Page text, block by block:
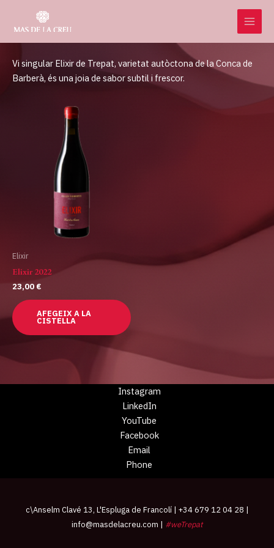
contingut
Vi singular Elixir de Trepat, varietat autòctona de la Conca de
Barberà, és una joia de sabor subtil i frescor.
Elixir
Elixir 2022
23,00 €
AFEGEIX A LA
CISTELLA
Instagram
LinkedIn
YouTube
Facebook
Email
Phone
c\Anselm Clavé 13, L'Espluga de Francolí | +34 679 12 04 28 |
info@masdelacreu.com | #weTrepat